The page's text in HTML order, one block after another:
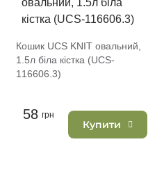
Кошик UCS KNIT овальний,
1.5л біла кістка (UCS-
116606.3)
58 грн
Купити